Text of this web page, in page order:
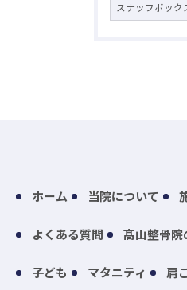
スナッフボック
ホーム 当院について
よくある質問 髙山整骨院
子ども マタニティ 肩